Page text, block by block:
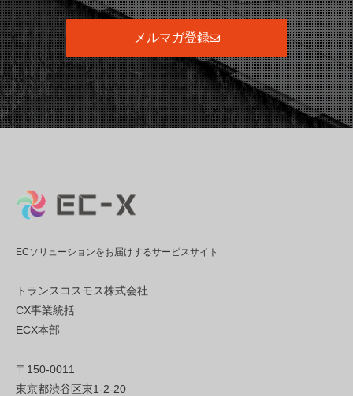
メルマガ登録
ECソリューションをお届けするサービスサイト
トランスコスモス株式会社
CX事業統括
ECX本部
〒150-0011
東京都渋谷区東1-2-20